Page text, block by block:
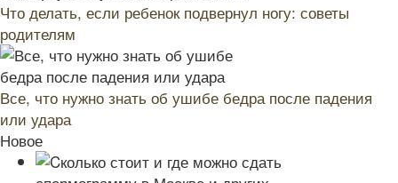
Что делать, если ребенок подвернул ногу: советы
родителям
Все, что нужно знать об ушибе бедра после падения
или удара
Новое